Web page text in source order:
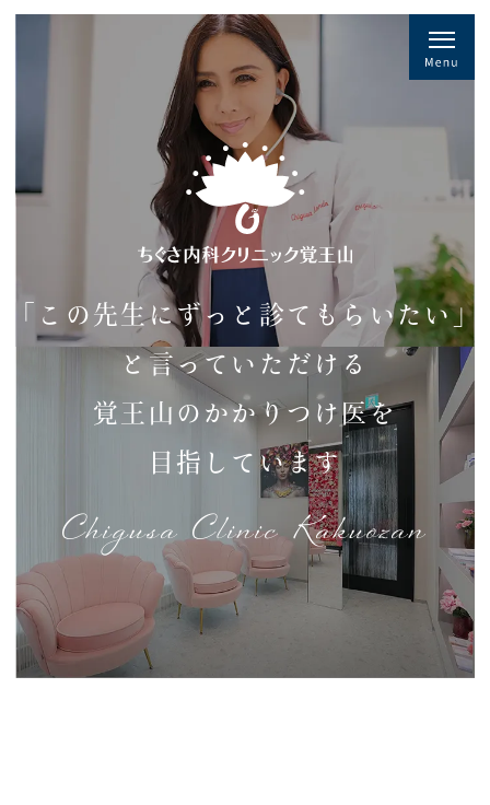
「この先生にずっと診てもらいたい」
と言っていただける
覚王山のかかりつけ医を
目指しています
Chigusa Clinic Kakuozan